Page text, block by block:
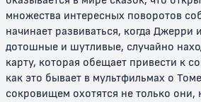
Том и Джерри: Волшебное
Том и
множества интересных поворотов
начинает развиваться, когда Джерри
дотошные и шутливые, случайно
карту, которая обещает привести к
как это бывает в мультфильмах о
сокровищем охотятся не только они,